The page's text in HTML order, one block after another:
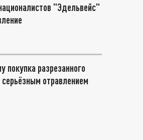
"Эдельвейс"
покупка разрезанного
отравлением